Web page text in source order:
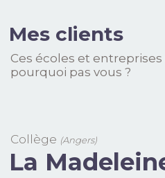
Mes clients
Ces écoles et
pourquoi pas vous ?
Collège (Angers)
La